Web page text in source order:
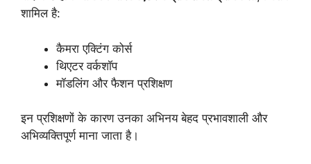
शामिल है:
कैमरा एक्टिंग कोर्स
थिएटर वर्कशॉप
मॉडलिंग और फैशन प्रशिक्षण
इन प्रशिक्षणों के कारण उनका अभिनय बेहद प्रभावशाली और
अभिव्यक्तिपूर्ण माना जाता है।